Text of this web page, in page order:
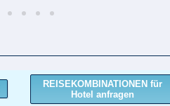
REISEKOMBINATIONEN für
Hotel anfragen